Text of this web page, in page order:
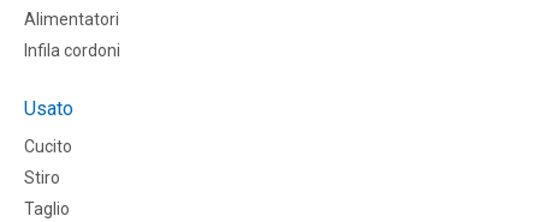
Alimentatori
Infila cordoni
Usato
Cucito
Stiro
Taglio